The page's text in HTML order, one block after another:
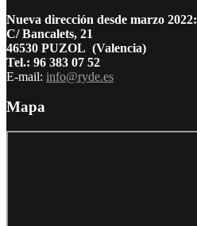
Nueva dirección desde marzo 2022:
C/ Bancalets, 21
46530 PUZOL (Valencia)
Tel.: 96 383 07 52
E-mail: info@ryde.es
Mapa